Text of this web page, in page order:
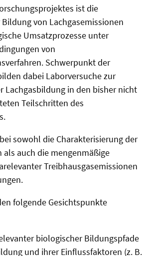
ist die
von Lachgasemissionen
Umsatzprozesse unter
von
Schwerpunkt der
dabei Laborversuche zur
Lachgasbildung in den bisher nicht
Teilschritten des
sowohl die Charakterisierung der
als auch die mengenmäßige
Treibhausgasemissionen
folgende Gesichtspunkte
biologischer Bildungspfade
und ihrer Einflussfaktoren (z. B.